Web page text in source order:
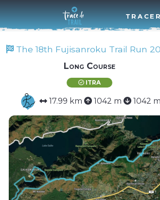
TRACER
The 18th Fujisanroku Trail Run
Long Course
ITRA
17.99 km 1042 m 1042 m